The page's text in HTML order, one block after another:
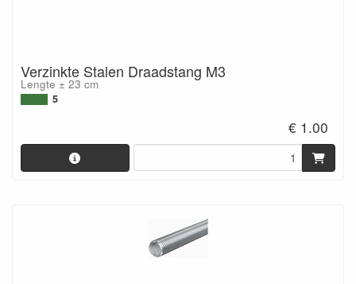
Verzinkte Stalen Draadstang M3
Lengte ± 23 cm
5
€ 1.00